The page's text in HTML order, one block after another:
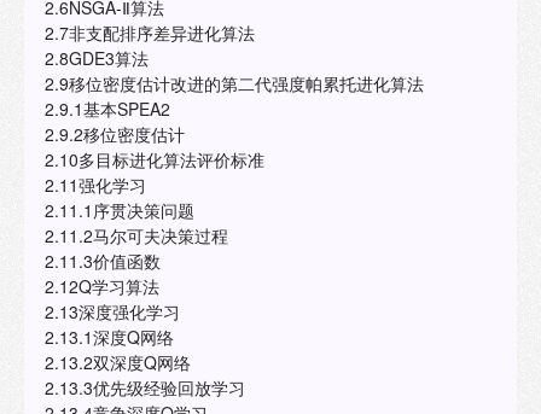
2.6NSGA-Ⅱ算法
2.7非支配排序差异进化算法
2.8GDE3算法
2.9移位密度估计改进的第二代强度帕累托进化算法
2.9.1基本SPEA2
2.9.2移位密度估计
2.10多目标进化算法评价标准
2.11强化学习
2.11.1序贯决策问题
2.11.2马尔可夫决策过程
2.11.3价值函数
2.12Q学习算法
2.13深度强化学习
2.13.1深度Q网络
2.13.2双深度Q网络
2.13.3优先级经验回放学习